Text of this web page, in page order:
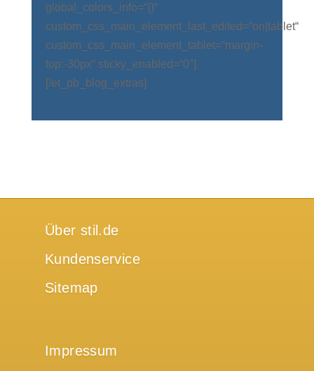
global_colors_info=“{}“
custom_css_main_element_last_edited=“on|tablet“
custom_css_main_element_tablet=“margin-
top:-30px“ sticky_enabled=“0″]
[/et_pb_blog_extras]
Über stil.de
Kundenservice
Sitemap
Impressum